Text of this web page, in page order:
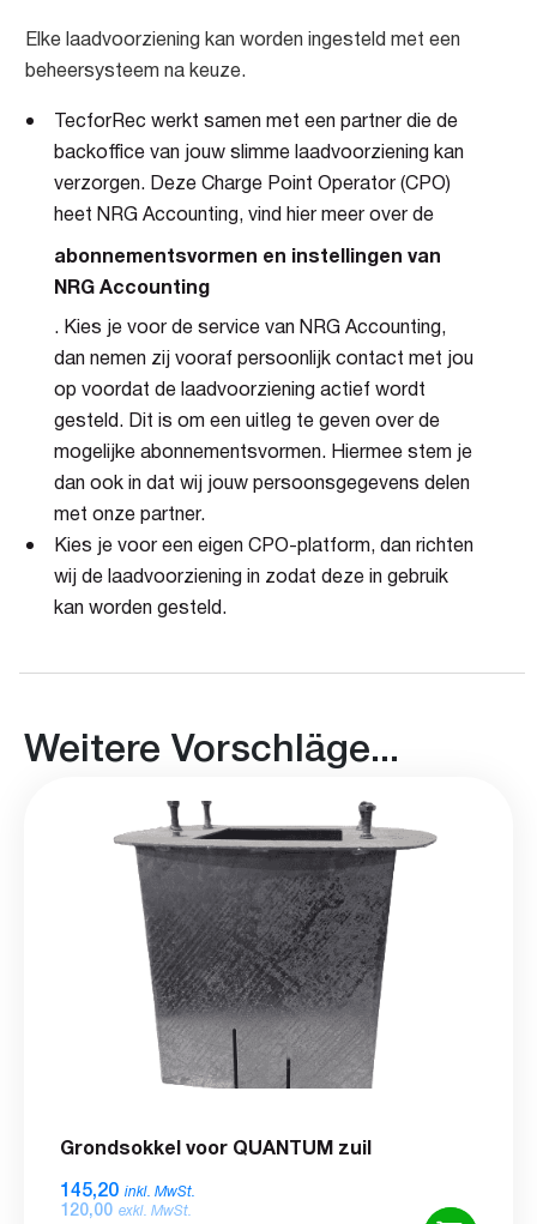
Elke laadvoorziening kan worden ingesteld met een
beheersysteem na keuze.
TecforRec werkt samen met een partner die de
backoffice van jouw slimme laadvoorziening kan
verzorgen. Deze Charge Point Operator (CPO)
heet NRG Accounting, vind hier meer over de
abonnementsvormen en instellingen van
NRG Accounting
. Kies je voor de service van NRG Accounting,
dan nemen zij vooraf persoonlijk contact met jou
op voordat de laadvoorziening actief wordt
gesteld. Dit is om een uitleg te geven over de
mogelijke abonnementsvormen. Hiermee stem je
dan ook in dat wij jouw persoonsgegevens delen
met onze partner.
Kies je voor een eigen CPO-platform, dan richten
wij de laadvoorziening in zodat deze in gebruik
kan worden gesteld.
Weitere Vorschläge...
Grondsokkel voor QUANTUM zuil
145,20 inkl. MwSt.
120,00 exkl. MwSt.